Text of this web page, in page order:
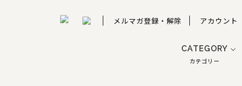
メルマガ登録・解除 アカウント
CATEGORY
カテゴリー